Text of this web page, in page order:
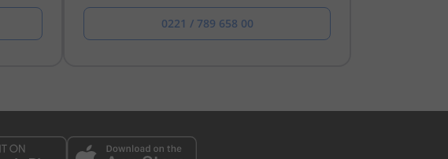
0221 / 789 658 00